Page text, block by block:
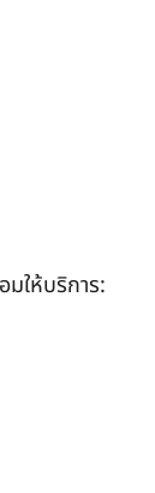
ให้บริการ: